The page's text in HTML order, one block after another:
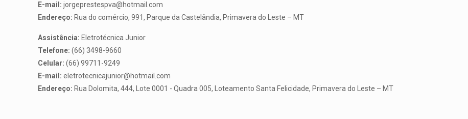
E-mail: jorgeprestespva@hotmail.com
Endereço: Rua do comércio, 991, Parque da Castelândia, Primavera do Leste – MT
Assistência: Eletrotécnica Junior
Telefone: (66) 3498-9660
Celular: (66) 99711-9249
E-mail: eletrotecnicajunior@hotmail.com
Endereço: Rua Dolomita, 444, Lote 0001 - Quadra 005, Loteamento Santa Felicidade, Primavera do Leste – MT